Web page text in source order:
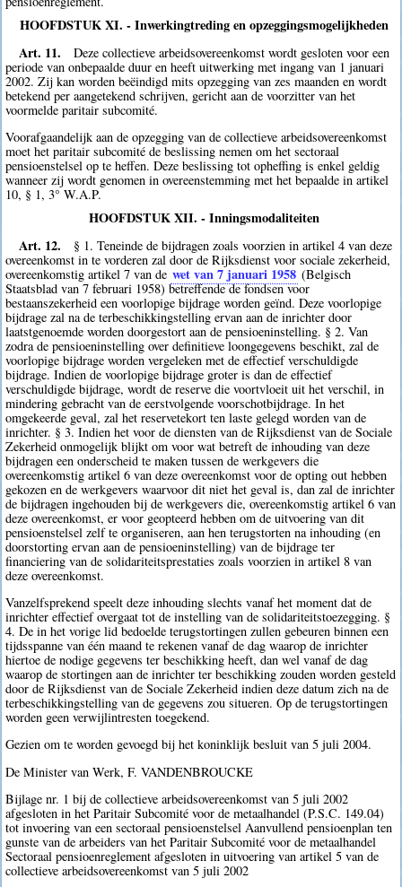
HOOFDSTUK XI. - Inwerkingtreding en opzeggingsmogelijkheden
Art. 11.
Deze collectieve arbeidsovereenkomst wordt gesloten voor een
periode van onbepaalde duur en heeft uitwerking met ingang van 1 januari
2002. Zij kan worden beëindigd mits opzegging van zes maanden en wordt
betekend per aangetekend schrijven, gericht aan de voorzitter van het
voormelde paritair subcomité.
Voorafgaandelijk aan de opzegging van de collectieve arbeidsovereenkomst
moet het paritair subcomité de beslissing nemen om het sectoraal
pensioenstelsel op te heffen. Deze beslissing tot opheffing is enkel geldig
wanneer zij wordt genomen in overeenstemming met het bepaalde in artikel
10, § 1, 3° W.A.P.
HOOFDSTUK XII. - Inningsmodaliteiten
Art. 12.
§ 1. Teneinde de bijdragen zoals voorzien in artikel 4 van deze
overeenkomst in te vorderen zal door de Rijksdienst voor sociale zekerheid,
overeenkomstig artikel 7 van de wet van 7 januari 1958 (Belgisch
Staatsblad van 7 februari 1958) betreffende de fondsen voor
bestaanszekerheid een voorlopige bijdrage worden geïnd. Deze voorlopige
bijdrage zal na de terbeschikkingstelling ervan aan de inrichter door
laatstgenoemde worden doorgestort aan de pensioeninstelling. § 2. Van
zodra de pensioeninstelling over definitieve loongegevens beschikt, zal de
voorlopige bijdrage worden vergeleken met de effectief verschuldigde
bijdrage. Indien de voorlopige bijdrage groter is dan de effectief
verschuldigde bijdrage, wordt de reserve die voortvloeit uit het verschil, in
mindering gebracht van de eerstvolgende voorschotbijdrage. In het
omgekeerde geval, zal het reservetekort ten laste gelegd worden van de
inrichter. § 3. Indien het voor de diensten van de Rijksdienst van de Sociale
Zekerheid onmogelijk blijkt om voor wat betreft de inhouding van deze
bijdragen een onderscheid te maken tussen de werkgevers die
overeenkomstig artikel 6 van deze overeenkomst voor de opting out hebben
gekozen en de werkgevers waarvoor dit niet het geval is, dan zal de inrichter
de bijdragen ingehouden bij de werkgevers die, overeenkomstig artikel 6 van
deze overeenkomst, er voor geopteerd hebben om de uitvoering van dit
pensioenstelsel zelf te organiseren, aan hen terugstorten na inhouding (en
doorstorting ervan aan de pensioeninstelling) van de bijdrage ter
financiering van de solidariteitsprestaties zoals voorzien in artikel 8 van
deze overeenkomst.
Vanzelfsprekend speelt deze inhouding slechts vanaf het moment dat de
inrichter effectief overgaat tot de instelling van de solidariteitstoezegging. §
4. De in het vorige lid bedoelde terugstortingen zullen gebeuren binnen een
tijdsspanne van één maand te rekenen vanaf de dag waarop de inrichter
hiertoe de nodige gegevens ter beschikking heeft, dan wel vanaf de dag
waarop de stortingen aan de inrichter ter beschikking zouden worden gesteld
door de Rijksdienst van de Sociale Zekerheid indien deze datum zich na de
terbeschikkingstelling van de gegevens zou situeren. Op de terugstortingen
worden geen verwijlintresten toegekend.
Gezien om te worden gevoegd bij het koninklijk besluit van 5 juli 2004.
De Minister van Werk, F. VANDENBROUCKE
Bijlage nr. 1 bij de collectieve arbeidsovereenkomst van 5 juli 2002
afgesloten in het Paritair Subcomité voor de metaalhandel (P.S.C. 149.04)
tot invoering van een sectoraal pensioenstelsel Aanvullend pensioenplan ten
gunste van de arbeiders van het Paritair Subcomité voor de metaalhandel
Sectoraal pensioenreglement afgesloten in uitvoering van artikel 5 van de
collectieve arbeidsovereenkomst van 5 juli 2002